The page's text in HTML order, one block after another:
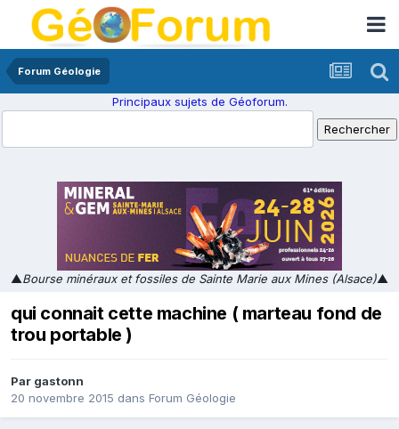
Forum Géologie
Principaux sujets de Géoforum.
▲Bourse minéraux et fossiles de Sainte Marie aux Mines (Alsace)▲
qui connait cette machine ( marteau fond de
trou portable )
Par gastonn
20 novembre 2015 dans Forum Géologie